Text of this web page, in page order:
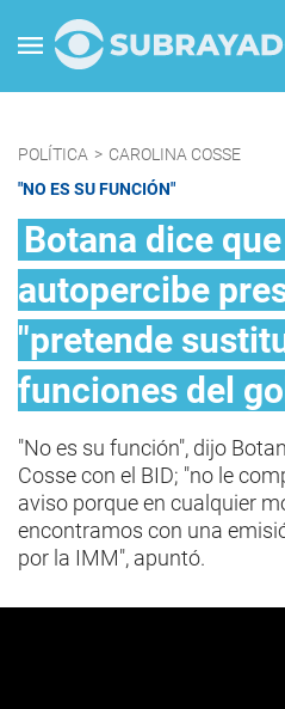
POLÍTICA > CAROLINA COSSE
"NO ES SU FUNCIÓN"
Botana dice
autopercibe
"pretende
funciones del
"No es su función", dijo
Cosse con el BID; "no le
aviso porque en cualquier
encontramos con una
por la IMM", apuntó.